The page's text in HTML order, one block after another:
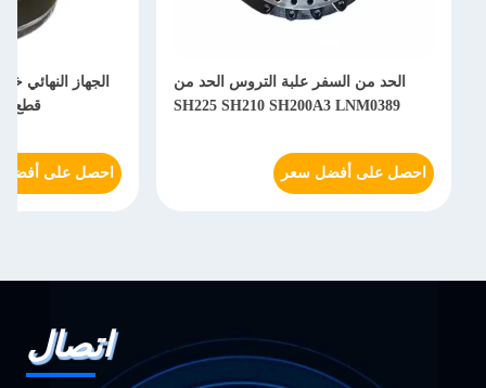
الحد من السفر علبة التروس الحد من
SH225 SH210 SH200A3 LNM0389
احصل على أفضل سعر
الجهاز النهائي
قطع 9251681 ZX870 ZX850
احصل على أفضل
اتصال